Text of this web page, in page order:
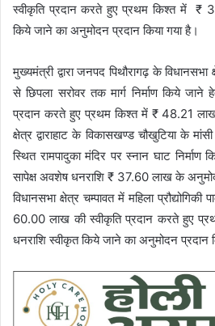
स्वीकृति प्रदान करते हुए प्रथम किश्त में ₹
किये जाने का अनुमोदन प्रदान किया गया है।
मुख्यमंत्री द्वारा जनपद पिथौरागढ़ के विधानसभा
से छिपला सरोवर तक मार्ग निर्माण किये
प्रदान करते हुए प्रथम किश्त में ₹ 48.21
क्षेत्र द्वाराहाट के विकासखण्ड चौखुटिया के
स्थित रामपादुका मंदिर पर स्नान घाट
सापेक्ष अवशेष धनराशि ₹ 37.60 लाख के
विधानसभा क्षेत्र चम्पावत में महिला
60.00 लाख की स्वीकृति प्रदान करते हुए
धनराशि स्वीकृत किये जाने का अनुमोदन प्रदान